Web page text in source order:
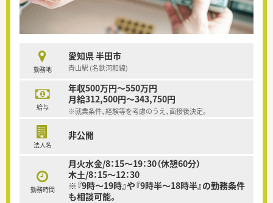
勤務地
愛知県 半田市
青山駅 (名鉄河和線)
給与
年収500万円～550万円
月給312,500円～343,750円
※就業条件、経験等を考慮のうえ、面接後決定。
法人名
非公開
勤務時間
月火水金/8：15～19：30（休憩60分）
木土/8：15～12：30
※『9時～19時』や『9時半～18時半』の勤務条件
も相談可能。